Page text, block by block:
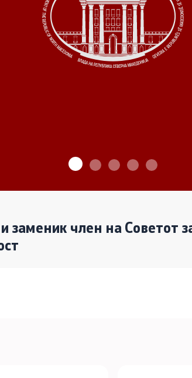
и граѓанскиот
Прегледи
Програми
заменик член на Советот